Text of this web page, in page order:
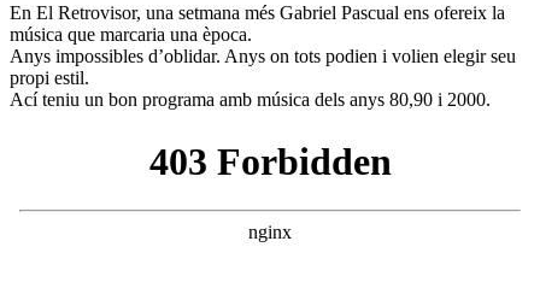
En El Retrovisor, una setmana més Gabriel Pascual ens ofereix la
música que marcaria una època.
Anys impossibles d’oblidar. Anys on tots podien i volien elegir seu
propi estil.
Ací teniu un bon programa amb música dels anys 80,90 i 2000.